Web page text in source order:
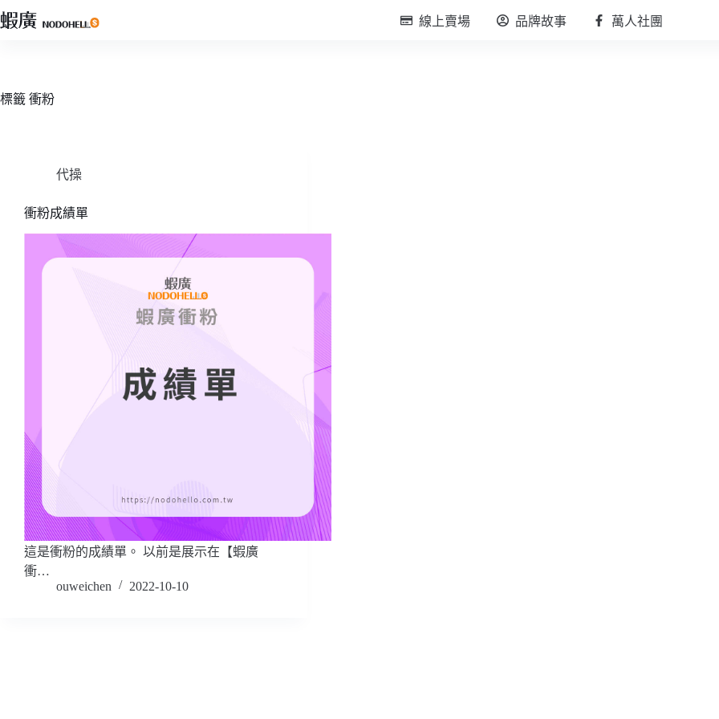
跳
至
容
線上賣場 品牌故事 萬人社團
標籤 衝粉
代操
衝粉成績單
這是衝粉的成績單。 以前是展示在【蝦廣
衝…
ouweichen
2022-10-10